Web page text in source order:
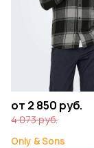
от 2 850 руб.
4 073 руб.
Only & Sons